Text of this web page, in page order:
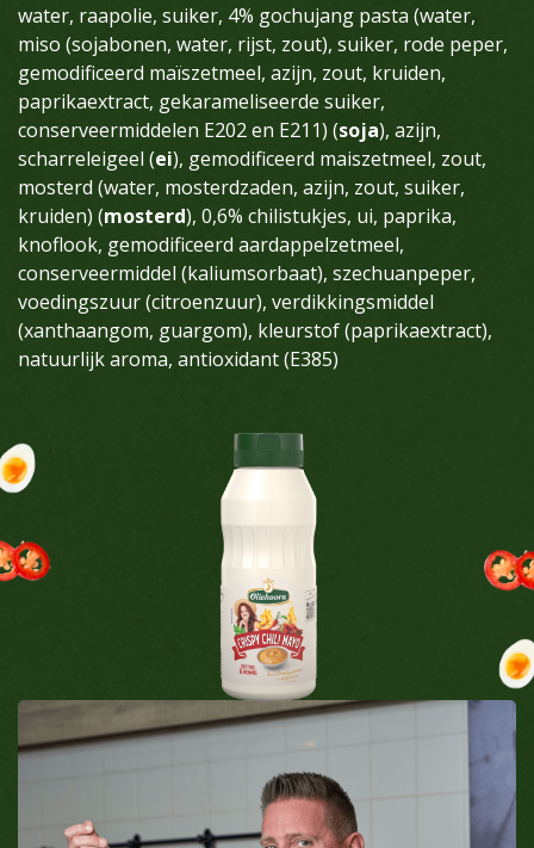
water, raapolie, suiker, 4% gochujang pasta (water,
miso (sojabonen, water, rijst, zout), suiker, rode peper,
gemodificeerd maïszetmeel, azijn, zout, kruiden,
paprikaextract, gekarameliseerde suiker,
conserveermiddelen E202 en E211) (soja), azijn,
scharreleigeel (ei), gemodificeerd maiszetmeel, zout,
mosterd (water, mosterdzaden, azijn, zout, suiker,
kruiden) (mosterd), 0,6% chilistukjes, ui, paprika,
knoflook, gemodificeerd aardappelzetmeel,
conserveermiddel (kaliumsorbaat), szechuanpeper,
voedingszuur (citroenzuur), verdikkingsmiddel
(xanthaangom, guargom), kleurstof (paprikaextract),
natuurlijk aroma, antioxidant (E385)